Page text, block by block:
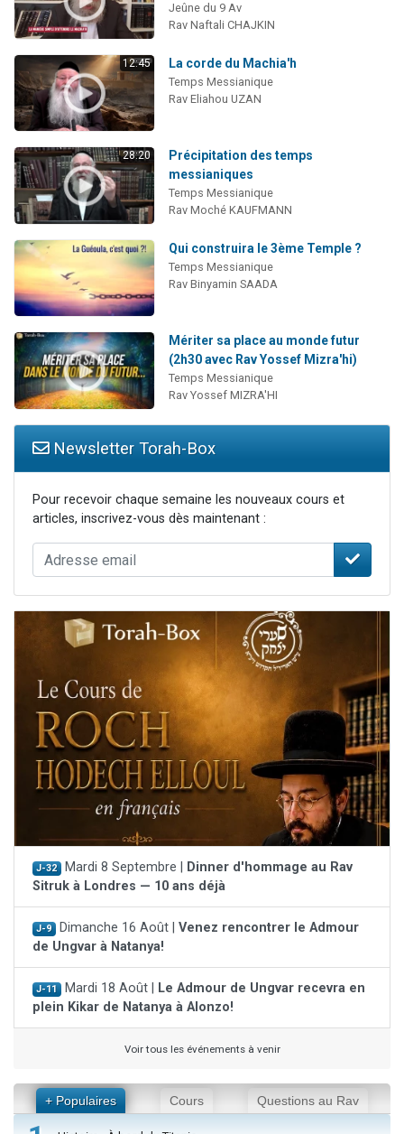
Jeûne du 9 Av
Rav Naftali CHAJKIN
12:45 La corde du Machia'h
Temps Messianique
Rav Eliahou UZAN
28:20
Précipitation des temps
messianiques
Temps Messianique
Rav Moché KAUFMANN
Qui construira le 3ème Temple ?
Temps Messianique
Rav Binyamin SAADA
Mériter sa place au monde futur
(2h30 avec Rav Yossef Mizra'hi)
Temps Messianique
Rav Yossef MIZRA'HI
Newsletter Torah-Box
Pour recevoir chaque semaine les nouveaux cours et
articles, inscrivez-vous dès maintenant :
J-32 Mardi 8 Septembre |
Dinner d'hommage au Rav
Sitruk à Londres — 10 ans déjà
J-9 Dimanche 16 Août | Venez rencontrer le Admour
de Ungvar à Natanya!
J-11 Mardi 18 Août |
Le Admour de Ungvar recevra en
plein Kikar de Natanya à Alonzo!
Voir tous les événements à venir
+ Populaires Cours Questions au Rav